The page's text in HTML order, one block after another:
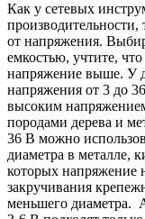
Как у сетевых
производительности,
от напряжения.
емкостью, учтите, что
напряжение выше. У
напряжения от 3 до
высоким
породами дерева и
36 В можно
диаметра в металле,
которых напряжение
закручивания
меньшего диаметра.